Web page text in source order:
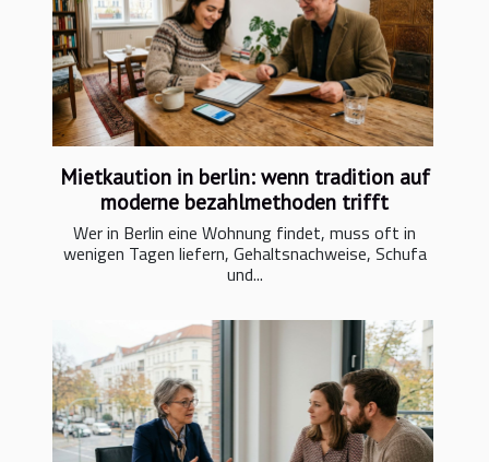
Mietkaution in berlin: wenn tradition auf
moderne bezahlmethoden trifft
Wer in Berlin eine Wohnung findet, muss oft in
wenigen Tagen liefern, Gehaltsnachweise, Schufa
und...